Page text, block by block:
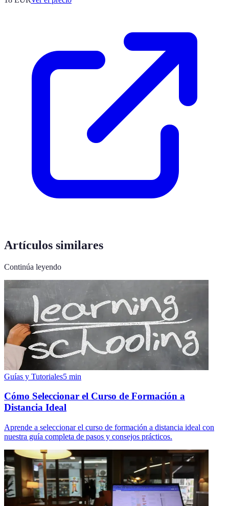
Artículos similares
Continúa leyendo
Guías y Tutoriales5 min
Cómo Seleccionar el Curso de Formación a
Distancia Ideal
Aprende a seleccionar el curso de formación a distancia ideal con
nuestra guía completa de pasos y consejos prácticos.